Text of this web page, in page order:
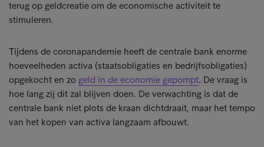
terug op geldcreatie om de economische activiteit te
stimuleren.
Tijdens de coronapandemie heeft de centrale bank enorme
hoeveelheden activa (staatsobligaties en bedrijfsobligaties)
opgekocht en zo geld in de economie gepompt. De vraag is
hoe lang zij dit zal blijven doen. De verwachting is dat de
centrale bank niet plots de kraan dichtdraait, maar het tempo
van het kopen van activa langzaam afbouwt.